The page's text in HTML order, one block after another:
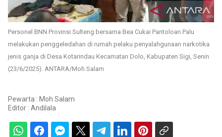
Personel BNN Provinsi Sulteng bersama Bea Cukai Pantoloan Palu
melakukan penggeledahan di rumah pelaku penyalahgunaan narkotika
jenis ganja di Desa Kotarindau Kecamatan Dolo, Kabupaten Sigi, Senin
(23/6/2025). ANTARA/Moh Salam
Pewarta : Moh Salam
Editor : Andilala